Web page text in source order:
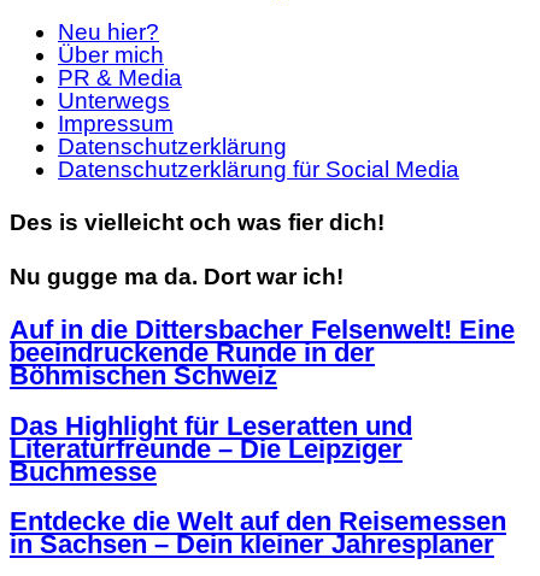
Neu hier?
Über mich
PR & Media
Unterwegs
Impressum
Datenschutzerklärung
Datenschutzerklärung für Social Media
Des is vielleicht och was fier dich!
Nu gugge ma da. Dort war ich!
Auf in die Dittersbacher Felsenwelt! Eine
beeindruckende Runde in der
Böhmischen Schweiz
Das Highlight für Leseratten und
Literaturfreunde – Die Leipziger
Buchmesse
Entdecke die Welt auf den Reisemessen
in Sachsen – Dein kleiner Jahresplaner